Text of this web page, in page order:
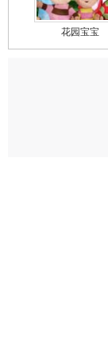
花园宝宝